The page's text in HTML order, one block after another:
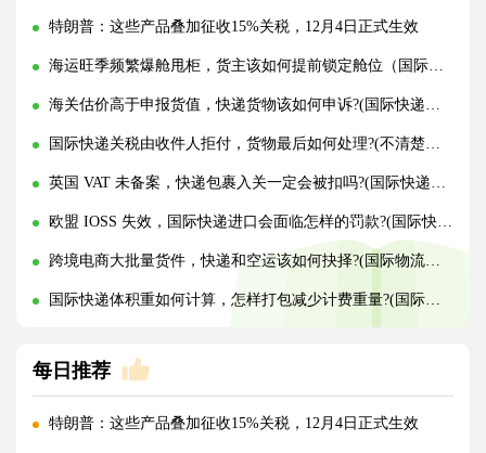
特朗普：这些产品叠加征收15%关税，12月4日正式生效
海运旺季频繁爆舱甩柜，货主该如何提前锁定舱位（国际海运干货知识分享）
海关估价高于申报货值，快递货物该如何申诉?(国际快递干货知识分享)
国际快递关税由收件人拒付，货物最后如何处理?(不清楚的外贸人看过来)
英国 VAT 未备案，快递包裹入关一定会被扣吗?(国际快递干货知识分享)
欧盟 IOSS 失效，国际快递进口会面临怎样的罚款?(国际快递干货知识分享)
跨境电商大批量货件，快递和空运该如何抉择?(国际物流干货知识分享)
国际快递体积重如何计算，怎样打包减少计费重量?(国际快递干货知识分享)
每日推荐
特朗普：这些产品叠加征收15%关税，12月4日正式生效